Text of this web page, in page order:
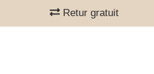
Retur gratuit